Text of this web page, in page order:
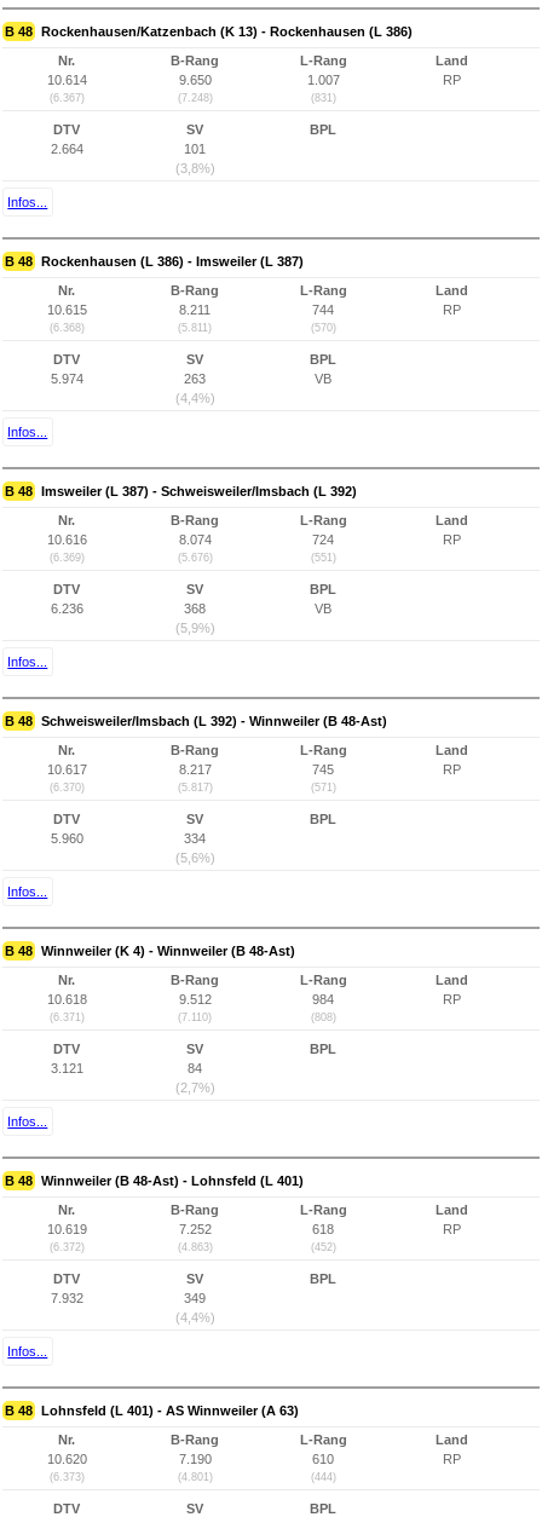
B 48 Rockenhausen/Katzenbach (K 13) - Rockenhausen (L 386)
Nr.
10.614
(6.367)
B-Rang
9.650
(7.248)
L-Rang
1.007
(831)
Land
RP
DTV
2.664
SV
101
(3,8%)
BPL
Infos...
B 48 Rockenhausen (L 386) - Imsweiler (L 387)
Nr.
10.615
(6.368)
B-Rang
8.211
(5.811)
L-Rang
744
(570)
Land
RP
DTV
5.974
SV
263
(4,4%)
BPL
VB
Infos...
B 48 Imsweiler (L 387) - Schweisweiler/Imsbach (L 392)
Nr.
10.616
(6.369)
B-Rang
8.074
(5.676)
L-Rang
724
(551)
Land
RP
DTV
6.236
SV
368
(5,9%)
BPL
VB
Infos...
B 48 Schweisweiler/Imsbach (L 392) - Winnweiler (B 48-Ast)
Nr.
10.617
(6.370)
B-Rang
8.217
(5.817)
L-Rang
745
(571)
Land
RP
DTV
5.960
SV
334
(5,6%)
BPL
Infos...
B 48 Winnweiler (K 4) - Winnweiler (B 48-Ast)
Nr.
10.618
(6.371)
B-Rang
9.512
(7.110)
L-Rang
984
(808)
Land
RP
DTV
3.121
SV
84
(2,7%)
BPL
Infos...
B 48 Winnweiler (B 48-Ast) - Lohnsfeld (L 401)
Nr.
10.619
(6.372)
B-Rang
7.252
(4.863)
L-Rang
618
(452)
Land
RP
DTV
7.932
SV
349
(4,4%)
BPL
Infos...
B 48 Lohnsfeld (L 401) - AS Winnweiler (A 63)
Nr.
10.620
(6.373)
B-Rang
7.190
(4.801)
L-Rang
610
(444)
Land
RP
DTV
SV
BPL